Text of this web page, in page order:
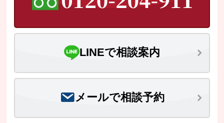
LINEで相談案内
メールで相談予約